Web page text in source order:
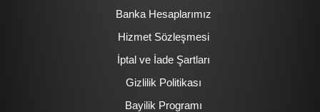
Banka Hesaplarımız
Hizmet Sözleşmesi
İptal ve İade Şartları
Gizlilik Politikası
Bayilik Programı